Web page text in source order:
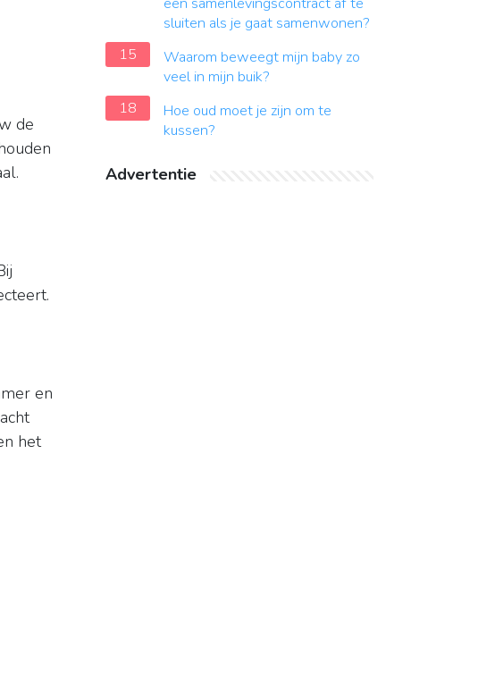
de
en
het
sluiten als je gaat samenwonen?
15
Waarom beweegt mijn baby zo
veel in mijn buik?
18
Hoe oud moet je zijn om te
kussen?
Advertentie